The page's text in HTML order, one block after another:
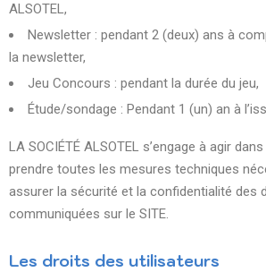
ALSOTEL,
Newsletter : pendant 2 (deux) ans à
la newsletter,
Jeu Concours : pendant la durée du jeu,
Étude/sondage : Pendant 1 (un) an à
LA SOCIÉTÉ ALSOTEL s’engage à agir
prendre toutes les mesures techniques
assurer la sécurité et la confidentialité des
communiquées sur le SITE.
Les droits des utilisateurs